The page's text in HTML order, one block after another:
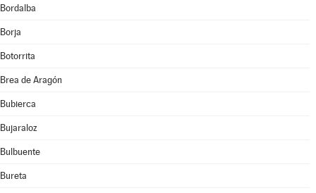
Bordalba
Borja
Botorrita
Brea de Aragón
Bubierca
Bujaraloz
Bulbuente
Bureta